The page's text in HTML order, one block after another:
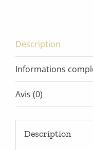
Description
Informations
Avis (0)
Description